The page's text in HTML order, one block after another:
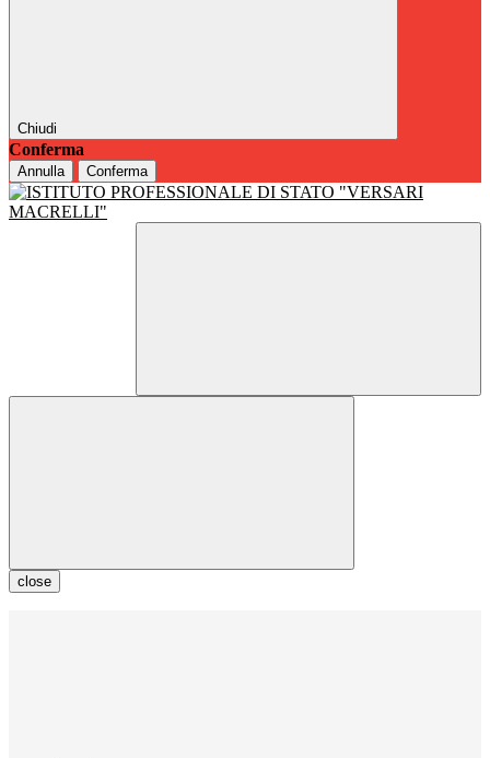
Chiudi
Conferma
Annulla Conferma
close